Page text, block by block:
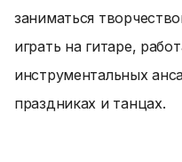
заниматься
играть на гитаре,
инструментальных
праздниках и танцах.